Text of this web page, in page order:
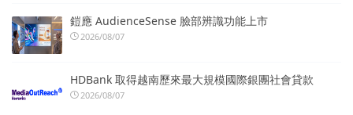
鎧應 AudienceSense 臉部辨識功能上市
2026/08/07
HDBank 取得越南歷來最大規模國際銀團社會貸款
2026/08/07